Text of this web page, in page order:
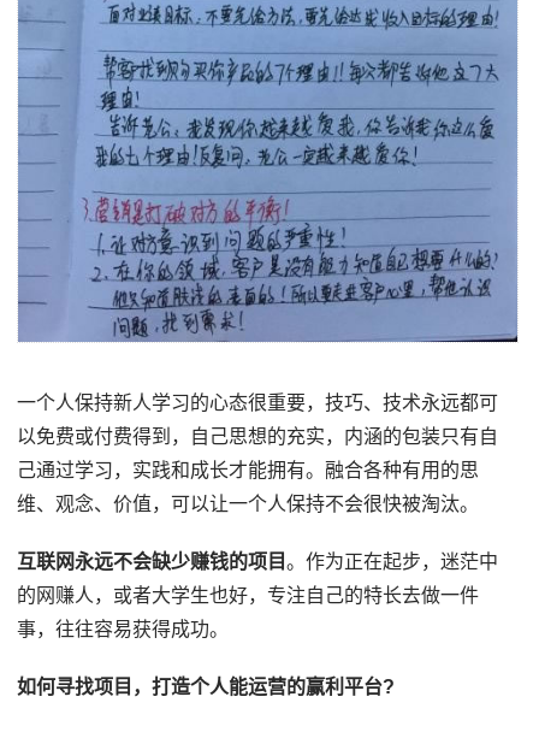
一个人保持新人学习的心态很重要，技巧、技术永远都可
以免费或付费得到，自己思想的充实，内涵的包装只有自
己通过学习，实践和成长才能拥有。融合各种有用的思
维、观念、价值，可以让一个人保持不会很快被淘汰。
互联网永远不会缺少赚钱的项目。作为正在起步，迷茫中
的网赚人，或者大学生也好，专注自己的特长去做一件
事，往往容易获得成功。
如何寻找项目，打造个人能运营的赢利平台?